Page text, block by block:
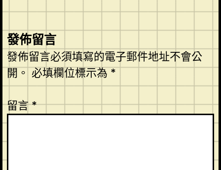
發佈留言
發佈留言必須填寫的電子郵件地址不會公
開。必填欄位標示為*
留言*